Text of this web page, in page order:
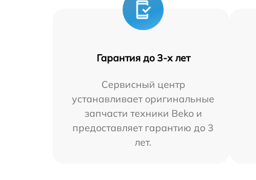
Гарантия до 3-х лет
Сервисный центр
устанавливает оригинальные
запчасти техники Beko и
предоставляет гарантию до 3
лет.